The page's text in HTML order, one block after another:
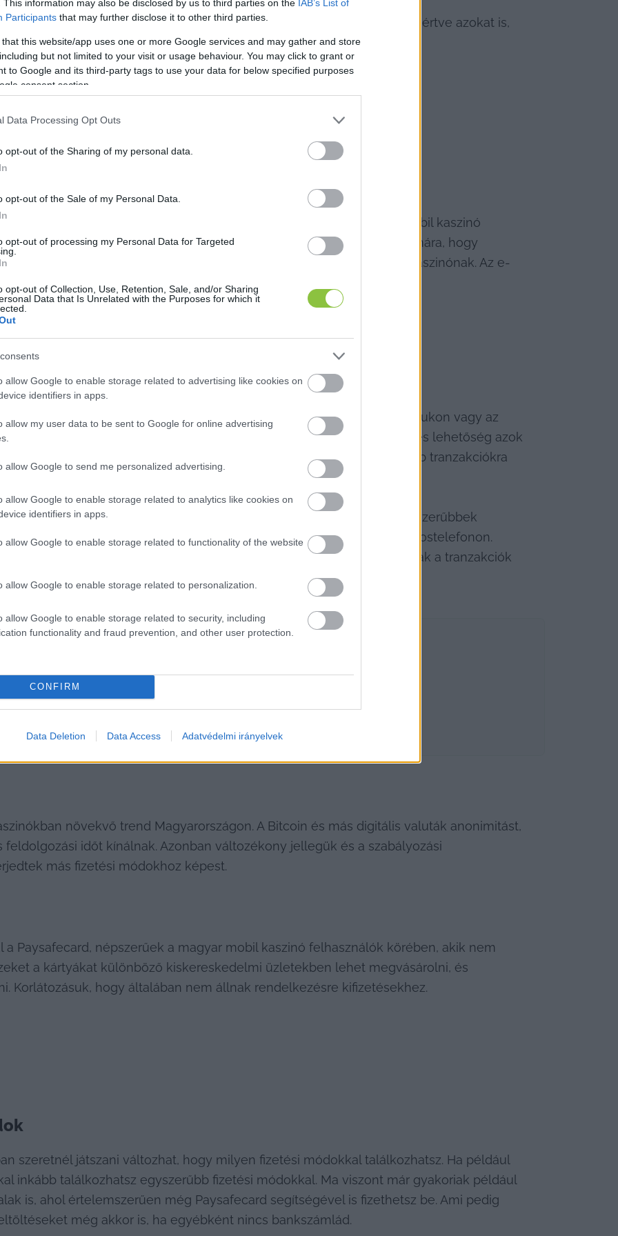
This information may also be disclosed by us to third parties on the IAB’s List of
Participants that may further disclose it to other third parties.
that this website/app uses one or more Google services and may gather and store
but not limited to your visit or usage behaviour. You may click to grant or
to Google and its third-party tags to use your data for below specified purposes
consent section.
Data Processing Opt Outs
opt-out of the Sharing of my personal data.
opt-out of the Sale of my Personal Data.
opt-out of processing my Personal Data for Targeted
opt-out of Collection, Use, Retention, Sale, and/or Sharing
Data that Is Unrelated with the Purposes for which it
allow Google to enable storage related to advertising like cookies on
identifiers in apps.
allow my user data to be sent to Google for online advertising
allow Google to send me personalized advertising.
allow Google to enable storage related to analytics like cookies on
identifiers in apps.
allow Google to enable storage related to functionality of the website
allow Google to enable storage related to personalization.
allow Google to enable storage related to security, including
functionality and fraud prevention, and other user protection.
CONFIRM
Data Deletion Data Access Adatvédelmi irányelvek
A fizetési módoknak a felhasználók széles körét kell kiszolgálniuk, beleértve azokat is,
banki szolgáltatásokhoz.
biztonsági funkciók miatt egyre népszerűbbek Magyarországon a mobil kaszinó
a PayPal, a Skrill és a Neteller lehetővé teszik a felhasználók számára, hogy
be és vegyenek ki pénzt, anélkül, hogy megadnák banki adataikat a kaszinónak. Az e-
képest gyorsabb tranzakciós időt is kínálnak.
teszi a felhasználók számára, hogy közvetlenül a telefonszámlájukon vagy az
fizessenek be pénzt a mobilkaszinó számlájukra. Ez egy kényelmes lehetőség azok
bankszámlát vagy hitelkártyát használni. Azonban jellemzően kisebb tranzakciókra
elérhető a kifizetésekhez.
Az olyan mobiltárcák, mint az Apple Pay és a Google Pay egyre népszerűbbek
fizetési módot kínálnak, mindössze néhány érintéssel az okostelefonon.
például tokenizálást és biometrikus azonosítókat használnak a tranzakciók
HIRDETÉS
növekvő trend Magyarországon. A Bitcoin és más digitális valuták anonimitást,
időt kínálnak. Azonban változékony jellegük és a szabályozási
más fizetési módokhoz képest.
Paysafecard, népszerűek a magyar mobil kaszinó felhasználók körében, akik nem
a kártyákat különböző kiskereskedelmi üzletekben lehet megvásárolni, és
Korlátozásuk, hogy általában nem állnak rendelkezésre kifizetésekhez.
szeretnél játszani változhat, hogy milyen fizetési módokkal találkozhatsz. Ha például
inkább találkozhatsz egyszerűbb fizetési módokkal. Ma viszont már gyakoriak például
is, ahol értelemszerűen még Paysafecard segítségével is fizethetsz be. Ami pedig
még akkor is, ha egyébként nincs bankszámlád.